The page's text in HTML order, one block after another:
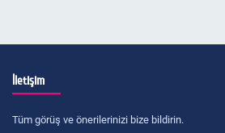
İletişim
Tüm görüş ve önerilerinizi bize bildirin.